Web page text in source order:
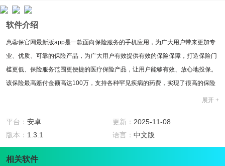
软件介绍
惠蓉保官网最新版app是一款面向保险服务的手机应用，为广大用户带来更加专
业、优质、可靠的保险产品，为广大用户有效提供有效的保险保障，打造保险门
槛更低、保险服务范围更便捷的医疗保险产品，让用户能够有效、放心地投保。
该保险最高赔付金额高达100万，支持各种罕见疾病的药费，实现了很高的保险
1、惠蓉保官网最新版app是专业的保险服务平台，提供安全、可靠、有效的保险
产品，更好地为广大用户服务。
2、更宽松的保险条件，不受户口、年龄和健康的限制，可以有效地开展惠融保
保险。
展开 +
平台： 安卓 更新： 2025-11-08
版本： 1.3.1 语言： 中文版
相关软件